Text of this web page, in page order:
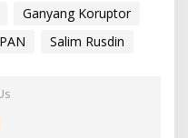
Ganyang Koruptor
PAN Salim Rusdin